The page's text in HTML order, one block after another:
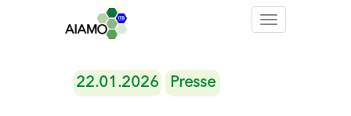
Toggle
22.01.2026 Presse